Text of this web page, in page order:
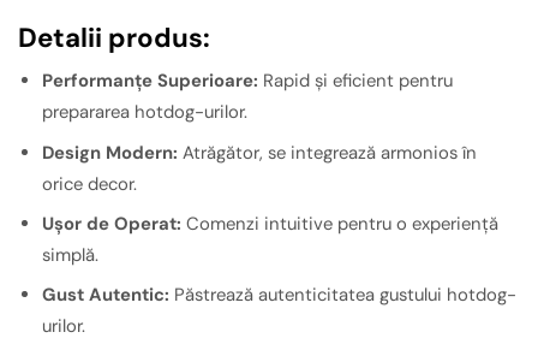
Detalii produs:
Performanțe Superioare: Rapid și eficient pentru
prepararea hotdog-urilor.
Design Modern: Atrăgător, se integrează armonios în
orice decor.
Ușor de Operat: Comenzi intuitive pentru o experiență
simplă.
Gust Autentic: Păstrează autenticitatea gustului hotdog-
urilor.